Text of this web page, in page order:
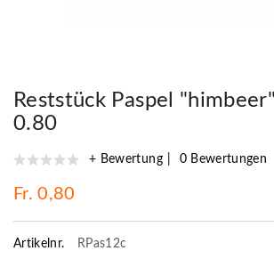
Reststück Paspel
0.80
+ Bewertung 0 Bewertungen
Fr. 0,80
Artikelnr. RPas12c